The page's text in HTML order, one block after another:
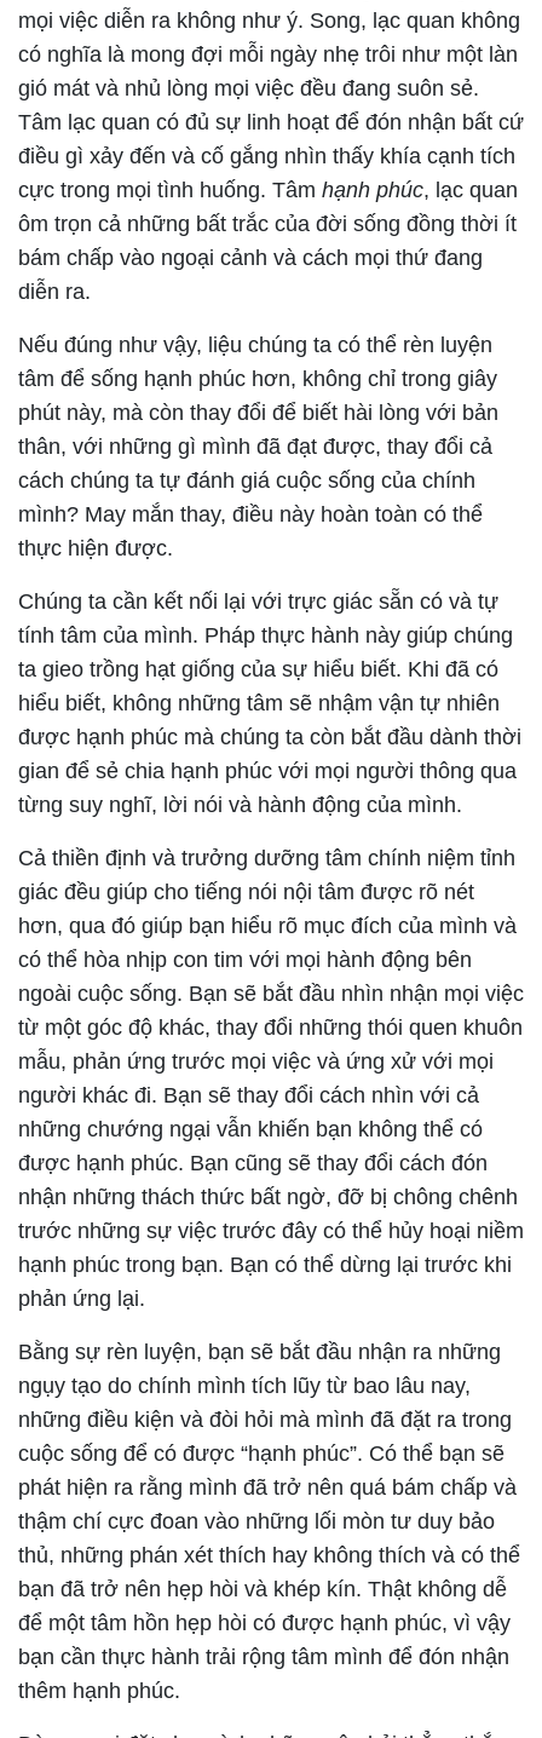
mọi việc diễn ra không như ý. Song, lạc quan không
có nghĩa là mong đợi mỗi ngày nhẹ trôi như một làn
gió mát và nhủ lòng mọi việc đều đang suôn sẻ.
Tâm lạc quan có đủ sự linh hoạt để đón nhận bất cứ
điều gì xảy đến và cố gắng nhìn thấy khía cạnh tích
cực trong mọi tình huống. Tâm hạnh phúc, lạc quan
ôm trọn cả những bất trắc của đời sống đồng thời ít
bám chấp vào ngoại cảnh và cách mọi thứ đang
diễn ra.
Nếu đúng như vậy, liệu chúng ta có thể rèn luyện
tâm để sống hạnh phúc hơn, không chỉ trong giây
phút này, mà còn thay đổi để biết hài lòng với bản
thân, với những gì mình đã đạt được, thay đổi cả
cách chúng ta tự đánh giá cuộc sống của chính
mình? May mắn thay, điều này hoàn toàn có thể
thực hiện được.
Chúng ta cần kết nối lại với trực giác sẵn có và tự
tính tâm của mình. Pháp thực hành này giúp chúng
ta gieo trồng hạt giống của sự hiểu biết. Khi đã có
hiểu biết, không những tâm sẽ nhậm vận tự nhiên
được hạnh phúc mà chúng ta còn bắt đầu dành thời
gian để sẻ chia hạnh phúc với mọi người thông qua
từng suy nghĩ, lời nói và hành động của mình.
Cả thiền định và trưởng dưỡng tâm chính niệm tỉnh
giác đều giúp cho tiếng nói nội tâm được rõ nét
hơn, qua đó giúp bạn hiểu rõ mục đích của mình và
có thể hòa nhịp con tim với mọi hành động bên
ngoài cuộc sống. Bạn sẽ bắt đầu nhìn nhận mọi việc
từ một góc độ khác, thay đổi những thói quen khuôn
mẫu, phản ứng trước mọi việc và ứng xử với mọi
người khác đi. Bạn sẽ thay đổi cách nhìn với cả
những chướng ngại vẫn khiến bạn không thể có
được hạnh phúc. Bạn cũng sẽ thay đổi cách đón
nhận những thách thức bất ngờ, đỡ bị chông chênh
trước những sự việc trước đây có thể hủy hoại niềm
hạnh phúc trong bạn. Bạn có thể dừng lại trước khi
phản ứng lại.
Bằng sự rèn luyện, bạn sẽ bắt đầu nhận ra những
ngụy tạo do chính mình tích lũy từ bao lâu nay,
những điều kiện và đòi hỏi mà mình đã đặt ra trong
cuộc sống để có được “hạnh phúc”. Có thể bạn sẽ
phát hiện ra rằng mình đã trở nên quá bám chấp và
thậm chí cực đoan vào những lối mòn tư duy bảo
thủ, những phán xét thích hay không thích và có thể
bạn đã trở nên hẹp hòi và khép kín. Thật không dễ
để một tâm hồn hẹp hòi có được hạnh phúc, vì vậy
bạn cần thực hành trải rộng tâm mình để đón nhận
thêm hạnh phúc.